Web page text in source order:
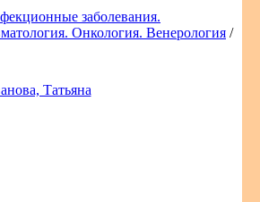
заболевания.
Онкология. Венерология /
Татьяна